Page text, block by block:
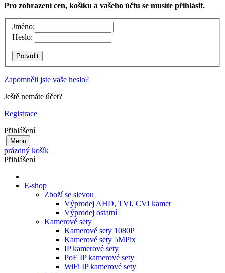
Pro zobrazení cen, košíku a vašeho účtu se musíte přihlásit.
Jméno:
Heslo:
Zapomněli jste vaše heslo?
Ještě nemáte účet?
Registrace
Přihlášení
Menu
prázdný košík
Přihlášení
E-shop
Zboží se slevou
Výprodej AHD, TVI, CVI kamer
Výprodej ostatní
Kamerové sety
Kamerové sety 1080P
Kamerové sety 5MPix
IP kamerové sety
PoE IP kamerové sety
WiFi IP kamerové sety